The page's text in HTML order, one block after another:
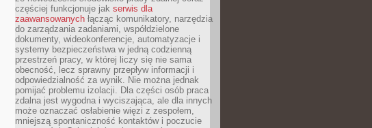
częściej funkcjonuje jak serwis dla
zaawansowanych łącząc komunikatory, narzędzia
do zarządzania zadaniami, współdzielone
dokumenty, wideokonferencje, automatyzacje i
systemy bezpieczeństwa w jedną codzienną
przestrzeń pracy, w której liczy się nie sama
obecność, lecz sprawny przepływ informacji i
odpowiedzialność za wynik. Nie można jednak
pomijać problemu izolacji. Dla części osób praca
zdalna jest wygodna i wyciszająca, ale dla innych
może oznaczać osłabienie więzi z zespołem,
mniejszą spontaniczność kontaktów i poczucie